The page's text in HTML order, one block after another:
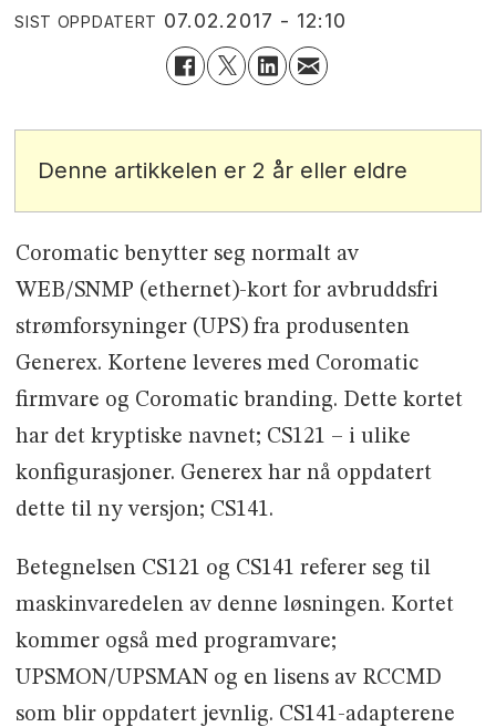
SIST OPPDATERT 07.02.2017 - 12:10
Denne artikkelen er 2 år eller eldre
Coromatic benytter seg normalt av
WEB/SNMP (ethernet)-kort for avbruddsfri
strømforsyninger (UPS) fra produsenten
Generex. Kortene leveres med Coromatic
firmvare og Coromatic branding. Dette kortet
har det kryptiske navnet; CS121 – i ulike
konfigurasjoner. Generex har nå oppdatert
dette til ny versjon; CS141.
Betegnelsen CS121 og CS141 referer seg til
maskinvaredelen av denne løsningen. Kortet
kommer også med programvare;
UPSMON/UPSMAN og en lisens av RCCMD
som blir oppdatert jevnlig. CS141-adapterene